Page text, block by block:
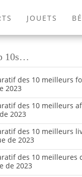
JOUETS
10s…
des 10 meilleurs
2023
des 10 meilleurs
2023
des 10 meilleurs
de 2023
des 10 meilleures
de 2023